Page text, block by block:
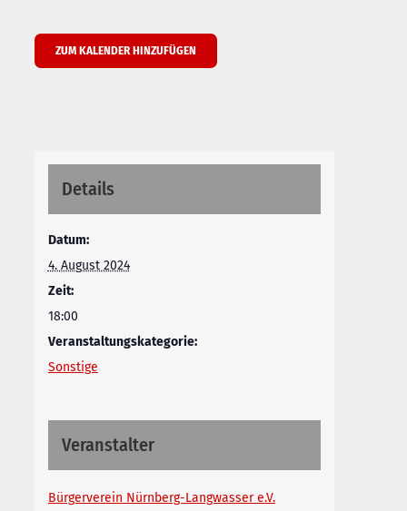
ZUM KALENDER HINZUFÜGEN
Details
Datum:
4. August 2024
Zeit:
18:00
Veranstaltungskategorie:
Sonstige
Veranstalter
Bürgerverein Nürnberg-Langwasser e.V.